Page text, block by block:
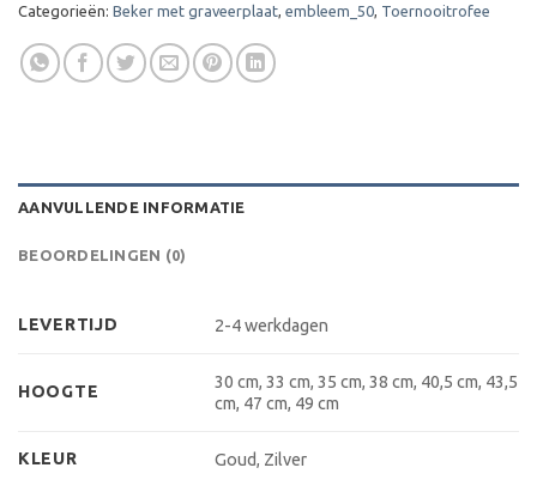
Categorieën: Beker met graveerplaat embleem_50 Toernooitrofee
AANVULLENDE INFORMATIE
BEOORDELINGEN (0)
LEVERTIJD 2-4 werkdagen
HOOGTE
30 cm, 33 cm, 35 cm, 38 cm, 40,5 cm, 43,5
cm, 47 cm, 49 cm
KLEUR Goud, Zilver